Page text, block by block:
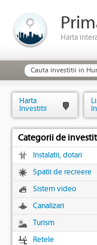
Harta
Harta
Investitii
Categorii de
Instalatii, dotari
Spatii de recreere
Sistem video
Canalizari
Turism
Retele